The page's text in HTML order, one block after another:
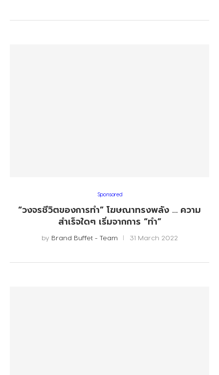
Sponsored
“วงจรชีวิตของการทำ” โฆษณาทรงพลัง … ความ
สำเร็จใดๆ เริ่มจากการ “ทำ”
by Brand Buffet - Team 31 March 2022